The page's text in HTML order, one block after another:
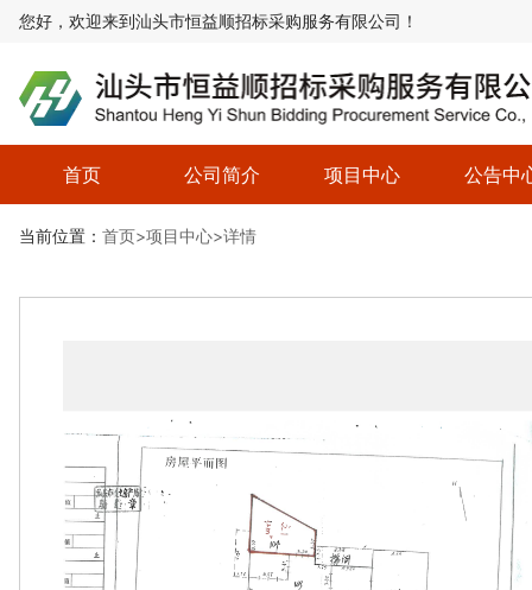
您好，欢迎来到汕头市恒益顺招标采购服务有限公司！
首页 公司简介
关于我们
联系我们
组织机构
项目中心 公告中
当前位置： 首页>项目中心>详情